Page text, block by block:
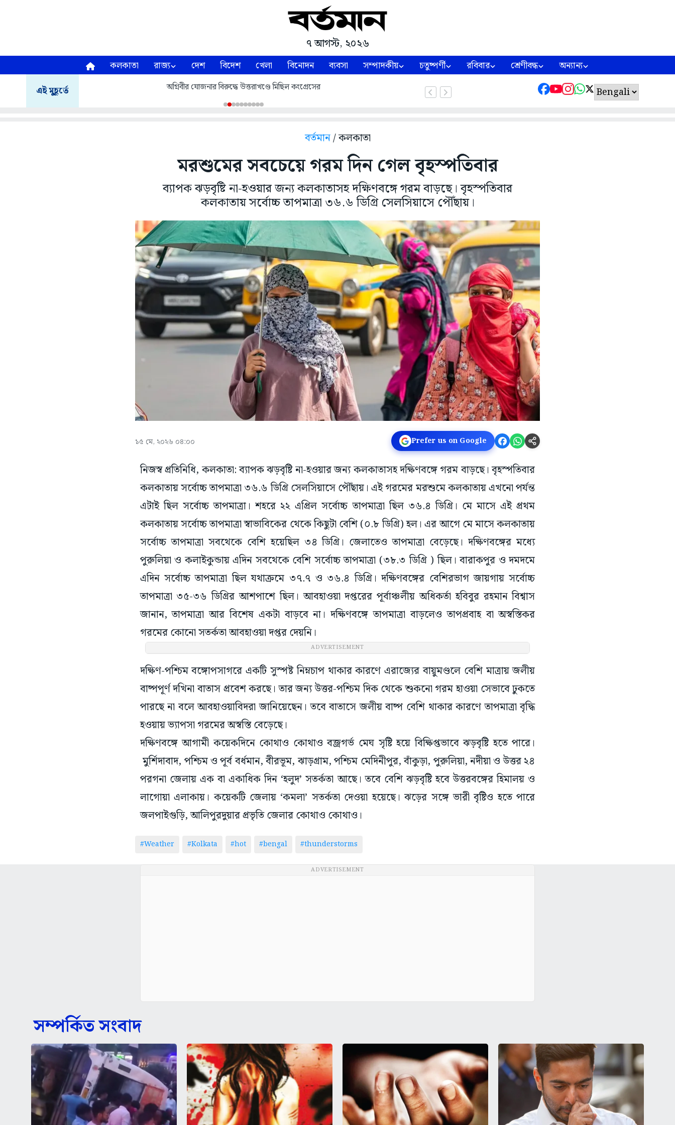
৭ আগস্ট, ২০২৬
কলকাতা রাজ্য দেশ বিদেশ খেলা বিনোদন ব্যবসা সম্পাদকীয় চতুষ্পর্ণী রবিবার শ্রেণীবদ্ধ অন্যান্য
এই মুহূর্তে অগ্নিবীর যোজনার বিরুদ্ধে উত্তরাখণ্ডে মিছিল কংগ্রেসের
বর্তমান/ কলকাতা
মরশুমের সবচেয়ে গরম দিন গেল বৃহস্পতিবার
ব্যাপক ঝড়বৃষ্টি না-হওয়ার জন্য কলকাতাসহ দক্ষিণবঙ্গে গরম বাড়ছে। বৃহস্পতিবার
কলকাতায় সর্বোচ্চ তাপমাত্রা ৩৬.৬ ডিগ্রি সেলসিয়াসে পৌঁছায়।
১৫ মে, ২০২৬ ০৪:০০ Prefer us on Google
নিজস্ব প্রতিনিধি, কলকাতা: ব্যাপক ঝড়বৃষ্টি না-হওয়ার জন্য কলকাতাসহ দক্ষিণবঙ্গে গরম বাড়ছে। বৃহস্পতিবার
কলকাতায় সর্বোচ্চ তাপমাত্রা ৩৬.৬ ডিগ্রি সেলসিয়াসে পৌঁছায়। এই গরমের মরশুমে কলকাতায় এখনো পর্যন্ত
এটাই ছিল সর্বোচ্চ তাপমাত্রা। শহরে ২২ এপ্রিল সর্বোচ্চ তাপমাত্রা ছিল ৩৬.৪ ডিগ্রি। মে মাসে এই প্রথম
কলকাতায় সর্বোচ্চ তাপমাত্রা স্বাভাবিকের থেকে কিছুটা বেশি (০.৮ ডিগ্রি) হল। এর আগে মে মাসে কলকাতায়
সর্বোচ্চ তাপমাত্রা সবথেকে বেশি হয়েছিল ৩৪ ডিগ্রি। জেলাতেও তাপমাত্রা বেড়েছে। দক্ষিণবঙ্গের মধ্যে
পুরুলিয়া ও কলাইকুন্ডায় এদিন সবথেকে বেশি সর্বোচ্চ তাপমাত্রা (৩৮.৩ ডিগ্রি ) ছিল। বারাকপুর ও দমদমে
এদিন সর্বোচ্চ তাপমাত্রা ছিল যথাক্রমে ৩৭.৭ ও ৩৬.৪ ডিগ্রি। দক্ষিণবঙ্গের বেশিরভাগ জায়গায় সর্বোচ্চ
তাপমাত্রা ৩৫-৩৬ ডিগ্রির আশপাশে ছিল। আবহাওয়া দপ্তরের পূর্বাঞ্চলীয় অধিকর্তা হবিবুর রহমান বিশ্বাস
জানান, তাপমাত্রা আর বিশেষ একটা বাড়বে না। দক্ষিণবঙ্গে তাপমাত্রা বাড়লেও তাপপ্রবাহ বা অস্বস্তিকর
গরমের কোনো সতর্কতা আবহাওয়া দপ্তর দেয়নি।
ADVERTISEMENT
দক্ষিণ-পশ্চিম বঙ্গোপসাগরে একটি সুস্পষ্ট নিম্নচাপ থাকার কারণে এরাজ্যের বায়ুমণ্ডলে বেশি মাত্রায় জলীয়
বাষ্পপূর্ণ দখিনা বাতাস প্রবেশ করছে। তার জন্য উত্তর-পশ্চিম দিক থেকে শুকনো গরম হাওয়া সেভাবে ঢুকতে
পারছে না বলে আবহাওয়াবিদরা জানিয়েছেন। তবে বাতাসে জলীয় বাষ্প বেশি থাকার কারণে তাপমাত্রা বৃদ্ধি
হওয়ায় ভ্যাপসা গরমের অস্বস্তি বেড়েছে।
দক্ষিণবঙ্গে আগামী কয়েকদিনে কোথাও কোথাও বজ্রগর্ভ মেঘ সৃষ্টি হয়ে বিক্ষিপ্তভাবে ঝড়বৃষ্টি হতে পারে।
মুর্শিদাবাদ, পশ্চিম ও পূর্ব বর্ধমান, বীরভূম, ঝাড়গ্রাম, পশ্চিম মেদিনীপুর, বাঁকুড়া, পুরুলিয়া, নদীয়া ও উত্তর ২৪
পরগনা জেলায় এক বা একাধিক দিন ‘হলুদ’ সতর্কতা আছে। তবে বেশি ঝড়বৃষ্টি হবে উত্তরবঙ্গের হিমালয় ও
লাগোয়া এলাকায়। কয়েকটি জেলায় ‘কমলা’ সতর্কতা দেওয়া হয়েছে। ঝড়ের সঙ্গে ভারী বৃষ্টিও হতে পারে
জলপাইগুড়ি, আলিপুরদুয়ার প্রভৃতি জেলার কোথাও কোথাও।
#Weather #Kolkata #hot #bengal #thunderstorms
ADVERTISEMENT
সম্পর্কিত সংবাদ